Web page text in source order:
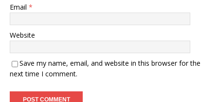
Email *
Website
Save my name, email, and website in this browser for the
next time I comment.